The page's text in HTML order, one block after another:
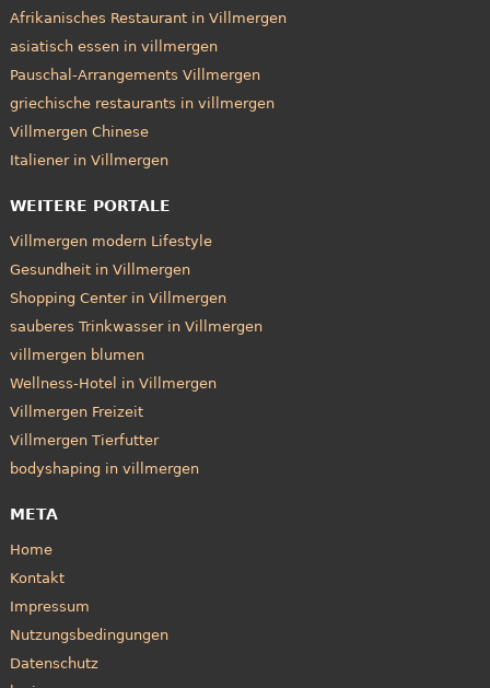
Afrikanisches Restaurant in Villmergen
asiatisch essen in villmergen
Pauschal-Arrangements Villmergen
griechische restaurants in villmergen
Villmergen Chinese
Italiener in Villmergen
WEITERE PORTALE
Villmergen modern Lifestyle
Gesundheit in Villmergen
Shopping Center in Villmergen
sauberes Trinkwasser in Villmergen
villmergen blumen
Wellness-Hotel in Villmergen
Villmergen Freizeit
Villmergen Tierfutter
bodyshaping in villmergen
META
Home
Kontakt
Impressum
Nutzungsbedingungen
Datenschutz